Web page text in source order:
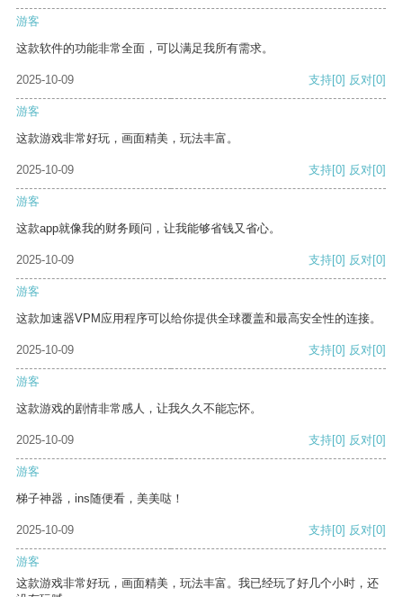
游客
这款软件的功能非常全面，可以满足我所有需求。
2025-10-09 支持[0] 反对[0]
游客
这款游戏非常好玩，画面精美，玩法丰富。
2025-10-09 支持[0] 反对[0]
游客
这款app就像我的财务顾问，让我能够省钱又省心。
2025-10-09 支持[0] 反对[0]
游客
这款加速器VPM应用程序可以给你提供全球覆盖和最高安全性的连接。
2025-10-09 支持[0] 反对[0]
游客
这款游戏的剧情非常感人，让我久久不能忘怀。
2025-10-09 支持[0] 反对[0]
游客
梯子神器，ins随便看，美美哒！
2025-10-09 支持[0] 反对[0]
游客
这款游戏非常好玩，画面精美，玩法丰富。我已经玩了好几个小时，还